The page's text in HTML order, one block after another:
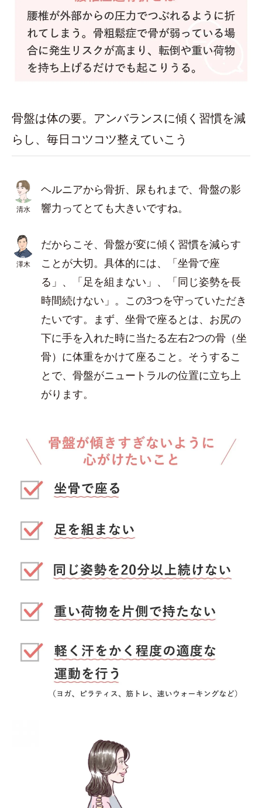
骨盤は体の要。アンバランスに傾く習慣を減
らし、毎日コツコツ整えていこう
清水
ヘルニアから骨折、尿もれまで、骨盤の影
響力ってとても大きいですね。
澤木
だからこそ、骨盤が変に傾く習慣を減らす
ことが大切。具体的には、「坐骨で座
る」、「足を組まない」、「同じ姿勢を長
時間続けない」。この3つを守っていただき
たいです。まず、坐骨で座るとは、お尻の
下に手を入れた時に当たる左右2つの骨（坐
骨）に体重をかけて座ること。そうするこ
とで、骨盤がニュートラルの位置に立ち上
がります。